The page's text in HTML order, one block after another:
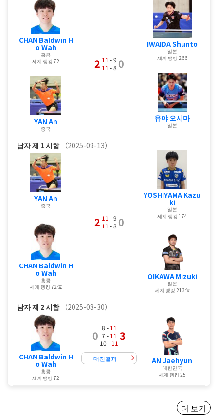
CHAN Baldwin H
o Wah
홍콩
세계 랭킹 72
YAN An
중국
2 11 - 9
11 - 8 0
IWAIDA Shunto
일본
세계 랭킹 266
유야 오시마
일본
남자제 1 시합 （2025-09-13）
YAN An
중국
CHAN Baldwin H
o Wah
홍콩
세계 랭킹 72位
2 11 - 9
11 - 8 0
YOSHIYAMA Kazu
ki
일본
세계 랭킹 174
OIKAWA Mizuki
일본
세계 랭킹 213位
남자제 2 시합 （2025-08-30）
CHAN Baldwin H
o Wah
홍콩
세계 랭킹 72
0
8 - 11
7 - 11
10 - 11
3
대전결과 AN Jaehyun
대한민국
세계 랭킹 25
더 보기